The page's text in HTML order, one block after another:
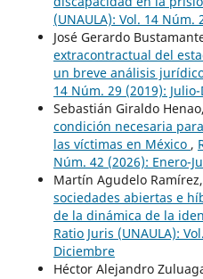
(UNAULA): Vol. 14
José Gerardo
extracontractual del
un breve análisis
14 Núm. 29 (2019):
Sebastián Giraldo Henao,
condición necesaria
las víctimas en México ,
Núm. 42 (2026): Enero-
Martín Agudelo Ramírez,
sociedades abiertas e
de la dinámica de la
Ratio Juris (UNAULA):
Diciembre
Héctor Alejandro